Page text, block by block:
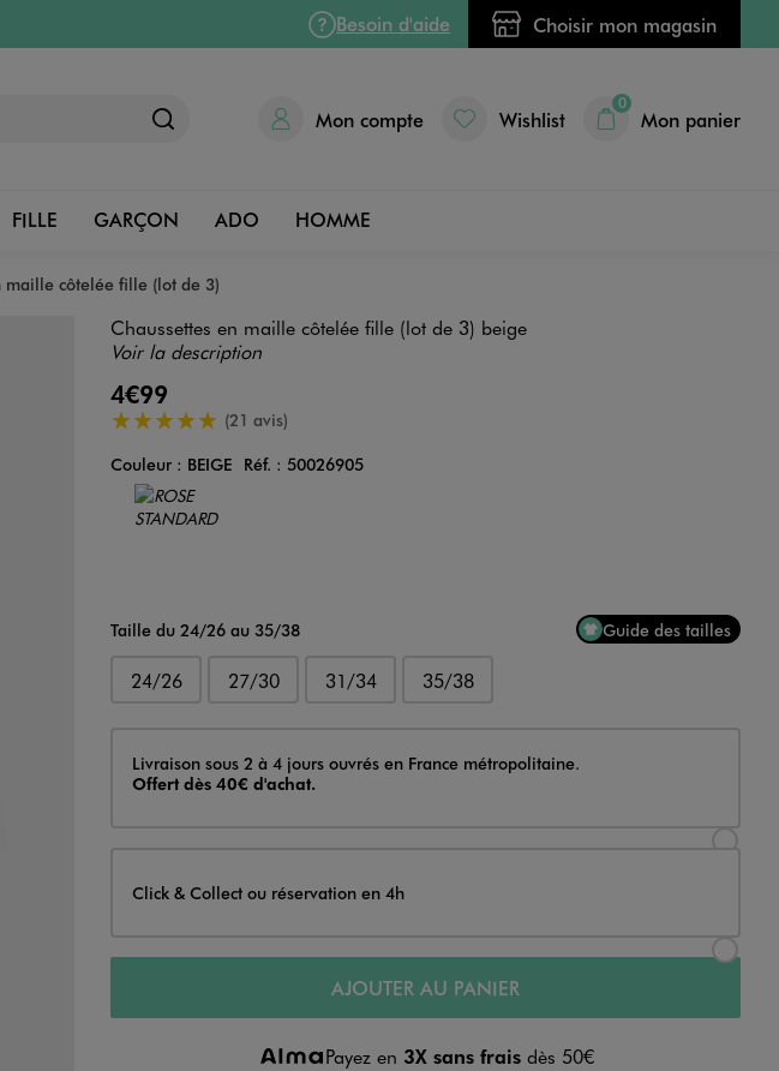
Besoin d'aide Choisir mon magasin
Mon compte Wishlist
0
Mon panier
FILLE GARÇON ADO HOMME
maille côtelée fille (lot de 3)
Chaussettes en maille côtelée fille (lot de 3) beige
Voir la description
4€99
5/5 de moyenne(21 avis)
Couleur
Couleur : BEIGE Réf. : 50026905
Choisissez votre Couleur
Taille du 24/26 au 35/38 Guide des tailles
24/26 27/30 31/34 35/38
Livraison
Livraison sous 2 à 4 jours ouvrés en France métropolitaine.
Offert dès 40€ d'achat.
Click & Collect ou réservation en 4h
AJOUTER AU PANIER
Payez en 3X sans fraisdès 50€